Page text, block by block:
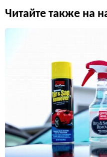
Читайте также на